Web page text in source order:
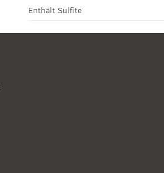
Enthält Sulfite